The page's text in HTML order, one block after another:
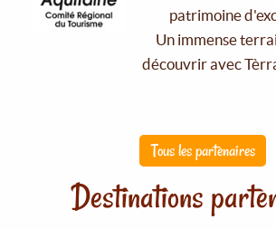
patrimoine
Un immense
découvrir avec
Tous les partenaires
Destinations